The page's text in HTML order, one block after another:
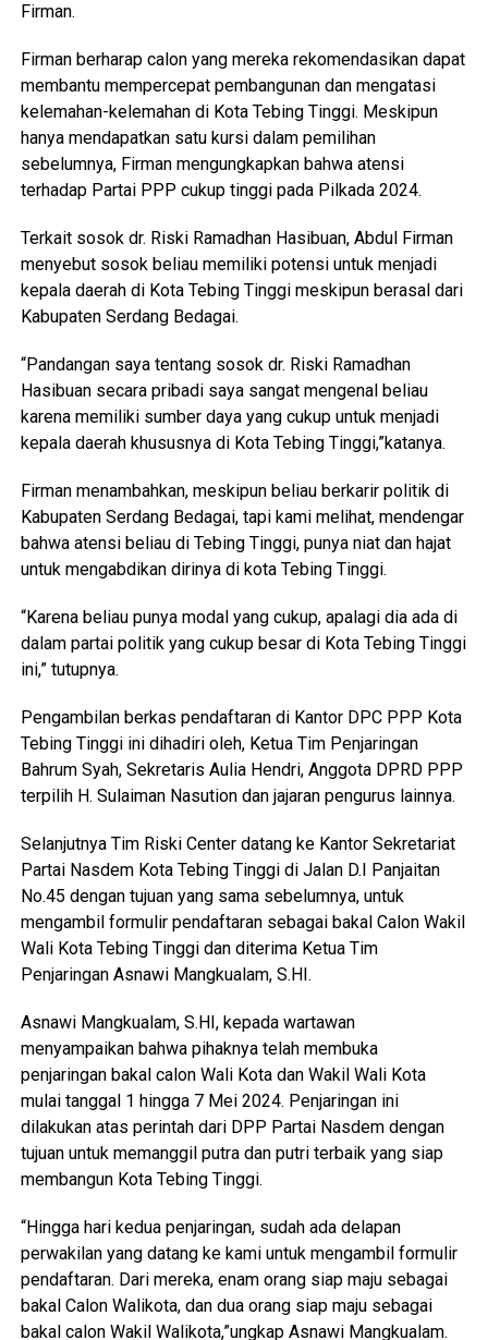
Firman.
Firman berharap calon yang mereka rekomendasikan dapat
membantu mempercepat pembangunan dan mengatasi
kelemahan-kelemahan di Kota Tebing Tinggi. Meskipun
hanya mendapatkan satu kursi dalam pemilihan
sebelumnya, Firman mengungkapkan bahwa atensi
terhadap Partai PPP cukup tinggi pada Pilkada 2024.
Terkait sosok dr. Riski Ramadhan Hasibuan, Abdul Firman
menyebut sosok beliau memiliki potensi untuk menjadi
kepala daerah di Kota Tebing Tinggi meskipun berasal dari
Kabupaten Serdang Bedagai.
“Pandangan saya tentang sosok dr. Riski Ramadhan
Hasibuan secara pribadi saya sangat mengenal beliau
karena memiliki sumber daya yang cukup untuk menjadi
kepala daerah khususnya di Kota Tebing Tinggi,”katanya.
Firman menambahkan, meskipun beliau berkarir politik di
Kabupaten Serdang Bedagai, tapi kami melihat, mendengar
bahwa atensi beliau di Tebing Tinggi, punya niat dan hajat
untuk mengabdikan dirinya di kota Tebing Tinggi.
“Karena beliau punya modal yang cukup, apalagi dia ada di
dalam partai politik yang cukup besar di Kota Tebing Tinggi
ini,” tutupnya.
Pengambilan berkas pendaftaran di Kantor DPC PPP Kota
Tebing Tinggi ini dihadiri oleh, Ketua Tim Penjaringan
Bahrum Syah, Sekretaris Aulia Hendri, Anggota DPRD PPP
terpilih H. Sulaiman Nasution dan jajaran pengurus lainnya.
Selanjutnya Tim Riski Center datang ke Kantor Sekretariat
Partai Nasdem Kota Tebing Tinggi di Jalan D.I Panjaitan
No.45 dengan tujuan yang sama sebelumnya, untuk
mengambil formulir pendaftaran sebagai bakal Calon Wakil
Wali Kota Tebing Tinggi dan diterima Ketua Tim
Penjaringan Asnawi Mangkualam, S.HI.
Asnawi Mangkualam, S.HI, kepada wartawan
menyampaikan bahwa pihaknya telah membuka
penjaringan bakal calon Wali Kota dan Wakil Wali Kota
mulai tanggal 1 hingga 7 Mei 2024. Penjaringan ini
dilakukan atas perintah dari DPP Partai Nasdem dengan
tujuan untuk memanggil putra dan putri terbaik yang siap
membangun Kota Tebing Tinggi.
“Hingga hari kedua penjaringan, sudah ada delapan
perwakilan yang datang ke kami untuk mengambil formulir
pendaftaran. Dari mereka, enam orang siap maju sebagai
bakal Calon Walikota, dan dua orang siap maju sebagai
bakal calon Wakil Walikota,”ungkap Asnawi Mangkualam.